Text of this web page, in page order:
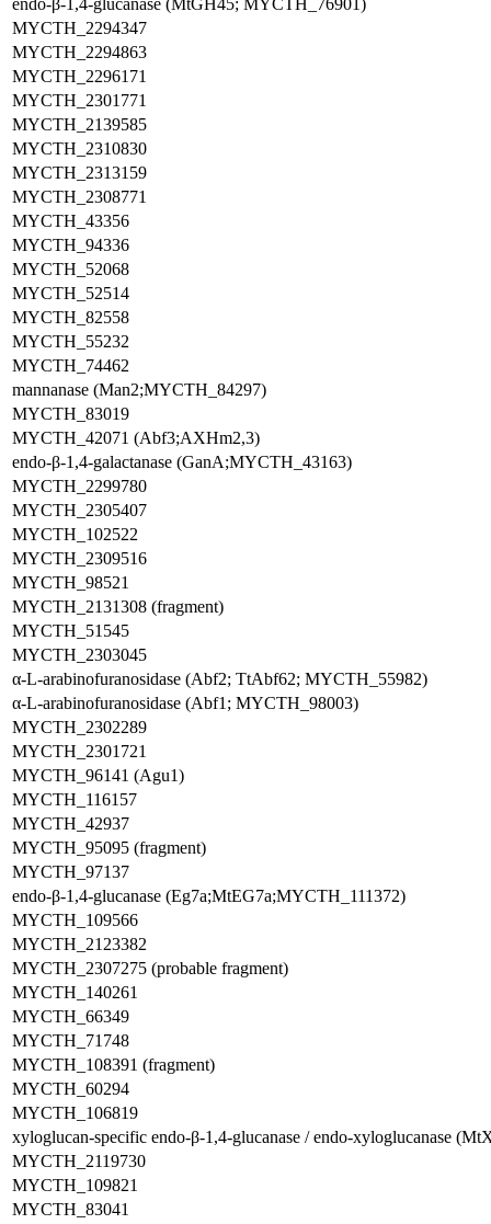
endo-β-1,4-glucanase (MtGH45; MYCTH_76901)
MYCTH_2294347
MYCTH_2294863
MYCTH_2296171
MYCTH_2301771
MYCTH_2139585
MYCTH_2310830
MYCTH_2313159
MYCTH_2308771
MYCTH_43356
MYCTH_94336
MYCTH_52068
MYCTH_52514
MYCTH_82558
MYCTH_55232
MYCTH_74462
mannanase (Man2;MYCTH_84297)
MYCTH_83019
MYCTH_42071 (Abf3;AXHm2,3)
endo-β-1,4-galactanase (GanA;MYCTH_43163)
MYCTH_2299780
MYCTH_2305407
MYCTH_102522
MYCTH_2309516
MYCTH_98521
MYCTH_2131308 (fragment)
MYCTH_51545
MYCTH_2303045
α-L-arabinofuranosidase (Abf2; TtAbf62; MYCTH_55982)
α-L-arabinofuranosidase (Abf1; MYCTH_98003)
MYCTH_2302289
MYCTH_2301721
MYCTH_96141 (Agu1)
MYCTH_116157
MYCTH_42937
MYCTH_95095 (fragment)
MYCTH_97137
endo-β-1,4-glucanase (Eg7a;MtEG7a;MYCTH_111372)
MYCTH_109566
MYCTH_2123382
MYCTH_2307275 (probable fragment)
MYCTH_140261
MYCTH_66349
MYCTH_71748
MYCTH_108391 (fragment)
MYCTH_60294
MYCTH_106819
xyloglucan-specific endo-β-1,4-glucanase / endo-xyloglucanase
MYCTH_2119730
MYCTH_109821
MYCTH_83041